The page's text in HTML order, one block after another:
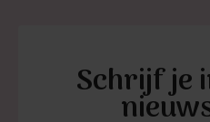
Schrijf je